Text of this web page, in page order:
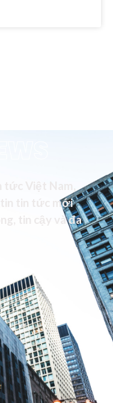
Việt Nam,
tin tức mới
tin cậy và đa